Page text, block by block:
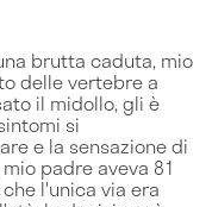
brutta caduta, mio
delle vertebre a
il midollo, gli è
si
e la sensazione di
padre aveva 81
l'unica via era